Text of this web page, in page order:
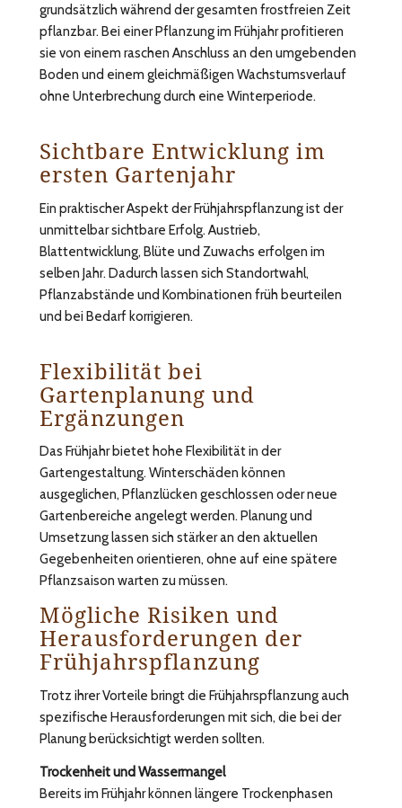
grundsätzlich während der gesamten frostfreien Zeit
pflanzbar. Bei einer Pflanzung im Frühjahr profitieren
sie von einem raschen Anschluss an den umgebenden
Boden und einem gleichmäßigen Wachstumsverlauf
ohne Unterbrechung durch eine Winterperiode.
Sichtbare Entwicklung im
ersten Gartenjahr
Ein praktischer Aspekt der Frühjahrspflanzung ist der
unmittelbar sichtbare Erfolg. Austrieb,
Blattentwicklung, Blüte und Zuwachs erfolgen im
selben Jahr. Dadurch lassen sich Standortwahl,
Pflanzabstände und Kombinationen früh beurteilen
und bei Bedarf korrigieren.
Flexibilität bei
Gartenplanung und
Ergänzungen
Das Frühjahr bietet hohe Flexibilität in der
Gartengestaltung. Winterschäden können
ausgeglichen, Pflanzlücken geschlossen oder neue
Gartenbereiche angelegt werden. Planung und
Umsetzung lassen sich stärker an den aktuellen
Gegebenheiten orientieren, ohne auf eine spätere
Pflanzsaison warten zu müssen.
Mögliche Risiken und
Herausforderungen der
Frühjahrspflanzung
Trotz ihrer Vorteile bringt die Frühjahrspflanzung auch
spezifische Herausforderungen mit sich, die bei der
Planung berücksichtigt werden sollten.
Trockenheit und Wassermangel
Bereits im Frühjahr können längere Trockenphasen